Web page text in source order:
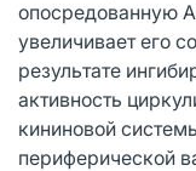
опосредованную
увеличивает его
результате
активность
кининовой
периферической